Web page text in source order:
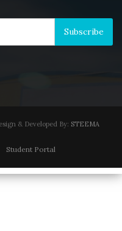
Subscribe
& Developed By: STEEMA
Student Portal